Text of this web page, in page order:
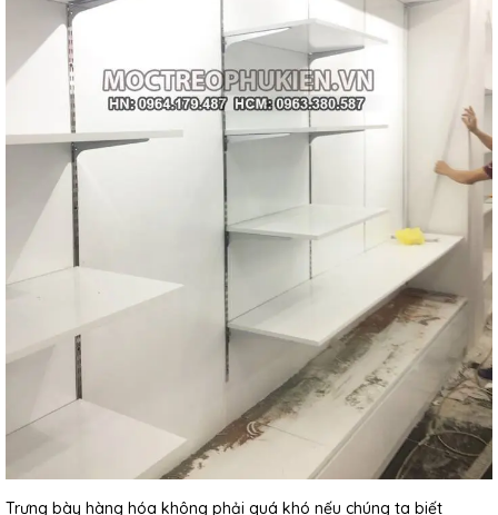
Trưng bày hàng hóa không phải quá khó nếu chúng ta biết